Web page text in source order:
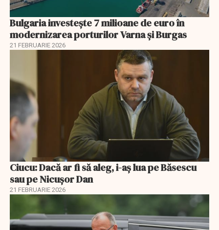
Bulgaria investește 7 milioane de euro în
modernizarea porturilor Varna și Burgas
21 FEBRUARIE 2026
Ciucu: Dacă ar fi să aleg, i-aș lua pe Băsescu
sau pe Nicușor Dan
21 FEBRUARIE 2026